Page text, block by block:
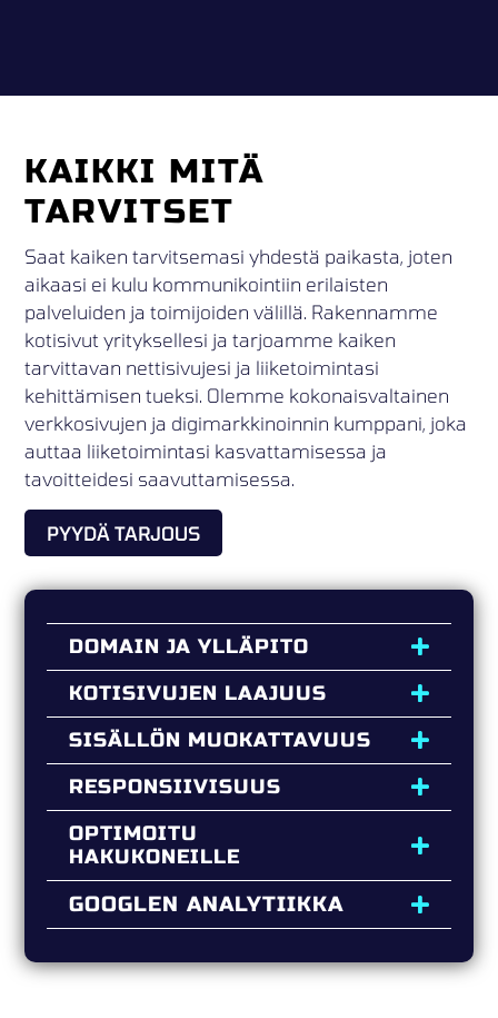
KAIKKI MITÄ
TARVITSET
Saat kaiken tarvitsemasi yhdestä paikasta, joten
aikaasi ei kulu kommunikointiin erilaisten
palveluiden ja toimijoiden välillä. Rakennamme
kotisivut yrityksellesi ja tarjoamme kaiken
tarvittavan nettisivujesi ja liiketoimintasi
kehittämisen tueksi. Olemme kokonaisvaltainen
verkkosivujen ja digimarkkinoinnin kumppani, joka
auttaa liiketoimintasi kasvattamisessa ja
tavoitteidesi saavuttamisessa.
PYYDÄ TARJOUS
DOMAIN JA YLLÄPITO
KOTISIVUJEN LAAJUUS
SISÄLLÖN MUOKATTAVUUS
RESPONSIIVISUUS
OPTIMOITU
HAKUKONEILLE
GOOGLEN ANALYTIIKKA